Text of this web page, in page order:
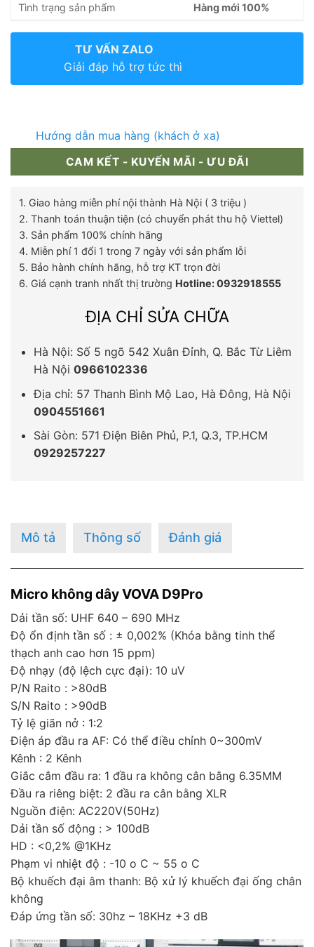
Tình trạng sản phẩm Hàng mới 100%
TƯ VẤN ZALO
Giải đáp hỗ trợ tức thì
Hướng dẫn mua hàng (khách ở xa)
CAM KẾT - KUYẾN MÃI - ƯU ĐÃI
1. Giao hàng miễn phí nội thành Hà Nội ( 3 triệu )
2. Thanh toán thuận tiện (có chuyển phát thu hộ Viettel)
3. Sản phẩm 100% chính hãng
4. Miễn phí 1 đổi 1 trong 7 ngày với sản phẩm lỗi
5. Bảo hành chính hãng, hỗ trợ KT trọn đời
6. Giá cạnh tranh nhất thị trường Hotline: 0932918555
ĐỊA CHỈ SỬA CHỮA
Hà Nội: Số 5 ngõ 542 Xuân Đỉnh, Q. Bắc Từ Liêm
Hà Nội 0966102336
Địa chỉ: 57 Thanh Bình Mộ Lao, Hà Đông, Hà Nội
0904551661
Sài Gòn: 571 Điện Biên Phủ, P.1, Q.3, TP.HCM
0929257227
Mô tả Thông số Đánh giá
Micro không dây VOVA D9Pro
Dải tần số: UHF 640 – 690 MHz
Độ ổn định tần số : ± 0,002% (Khóa bằng tinh thể
thạch anh cao hơn 15 ppm)
Độ nhạy (độ lệch cực đại): 10 uV
P/N Raito : >80dB
S/N Raito : >90dB
Tỷ lệ giãn nở : 1:2
Điện áp đầu ra AF: Có thể điều chỉnh 0~300mV
Kênh : 2 Kênh
Giắc cắm đầu ra: 1 đầu ra không cân bằng 6.35MM
Đầu ra riêng biệt: 2 đầu ra cân bằng XLR
Nguồn điện: AC220V(50Hz)
Dải tần số động : > 100dB
HD : <0,2% @1KHz
Phạm vi nhiệt độ : -10 o C ~ 55 o C
Bộ khuếch đại âm thanh: Bộ xử lý khuếch đại ống chân
không
Đáp ứng tần số: 30hz – 18KHz +3 dB